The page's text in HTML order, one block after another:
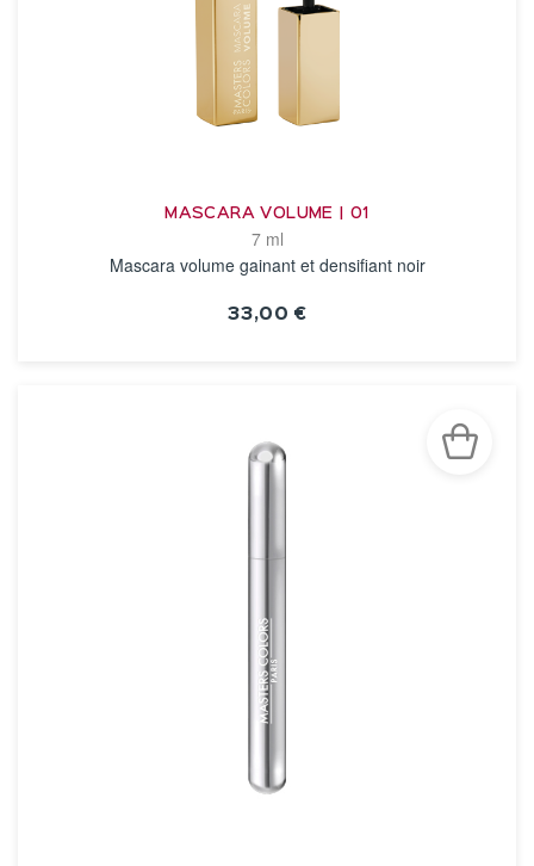
MASCARA VOLUME | 01
7 ml
Mascara volume gainant et densifiant noir
33,00 €